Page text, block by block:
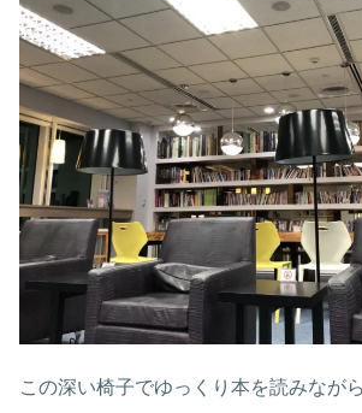
この深い椅子でゆっくり本を読みなが